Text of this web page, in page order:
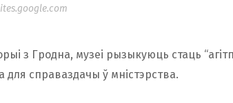
з Гродна, музеі рызыкуюць стаць
справаздачы ў мністэрства.